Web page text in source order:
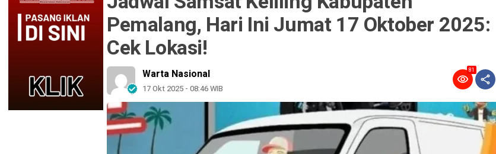
Pemalang, Hari Ini Jumat 17 Oktober 2025:
Cek Lokasi!
Warta Nasional
17 Okt 2025 - 08:46 WIB
81